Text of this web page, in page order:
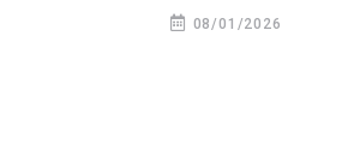
08/01/2026